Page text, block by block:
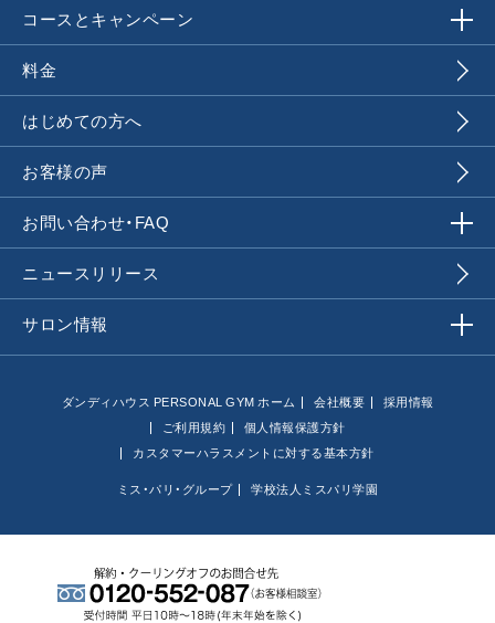
コースとキャンペーン
料金
はじめての方へ
お客様の声
お問い合わせ・FAQ
ニュースリリース
サロン情報
ダンディハウス PERSONAL GYM ホーム 会社概要
採用情報
ご利用規約
個人情報保護方針
カスタマーハラスメントに対する基本方針
ミス・パリ・グループ
学校法人ミスパリ学園